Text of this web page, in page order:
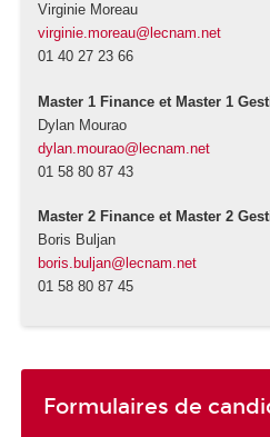
Virginie Moreau
virginie.moreau@lecnam.net
01 40 27 23 66
Master 1 Finance et Master 1
Dylan Mourao
dylan.mourao@lecnam.net
01 58 80 87 43
Master 2 Finance et Master 2
Boris Buljan
boris.buljan@lecnam.net
01 58 80 87 45
Formulaires de